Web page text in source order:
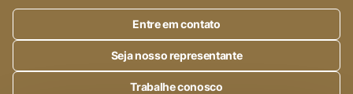
Entre em contato
Seja nosso representante
Trabalhe conosco